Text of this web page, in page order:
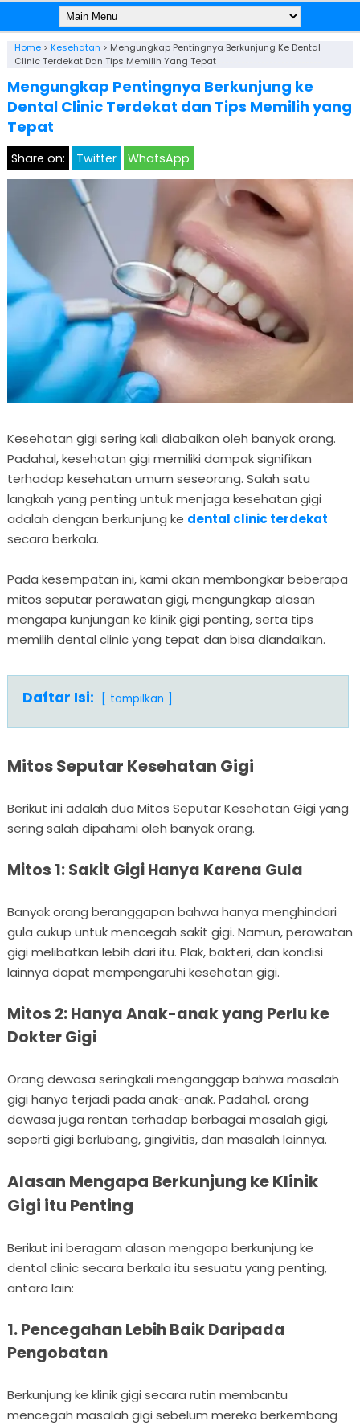
Home> Kesehatan > Mengungkap Pentingnya Berkunjung Ke Dental
Clinic Terdekat Dan Tips Memilih Yang Tepat
Mengungkap Pentingnya Berkunjung ke
Dental Clinic Terdekat dan Tips Memilih yang
Tepat
Share on: Twitter WhatsApp
Kesehatan gigi sering kali diabaikan oleh banyak orang.
Padahal, kesehatan gigi memiliki dampak signifikan
terhadap kesehatan umum seseorang. Salah satu
langkah yang penting untuk menjaga kesehatan gigi
adalah dengan berkunjung ke dental clinic terdekat
secara berkala.
Pada kesempatan ini, kami akan membongkar beberapa
mitos seputar perawatan gigi, mengungkap alasan
mengapa kunjungan ke klinik gigi penting, serta tips
memilih dental clinic yang tepat dan bisa diandalkan.
Daftar Isi: tampilkan
Mitos Seputar Kesehatan Gigi
Berikut ini adalah dua Mitos Seputar Kesehatan Gigi yang
sering salah dipahami oleh banyak orang.
Mitos 1: Sakit Gigi Hanya Karena Gula
Banyak orang beranggapan bahwa hanya menghindari
gula cukup untuk mencegah sakit gigi. Namun, perawatan
gigi melibatkan lebih dari itu. Plak, bakteri, dan kondisi
lainnya dapat mempengaruhi kesehatan gigi.
Mitos 2: Hanya Anak-anak yang Perlu ke
Dokter Gigi
Orang dewasa seringkali menganggap bahwa masalah
gigi hanya terjadi pada anak-anak. Padahal, orang
dewasa juga rentan terhadap berbagai masalah gigi,
seperti gigi berlubang, gingivitis, dan masalah lainnya.
Alasan Mengapa Berkunjung ke Klinik
Gigi itu Penting
Berikut ini beragam alasan mengapa berkunjung ke
dental clinic secara berkala itu sesuatu yang penting,
antara lain:
1. Pencegahan Lebih Baik Daripada
Pengobatan
Berkunjung ke klinik gigi secara rutin membantu
mencegah masalah gigi sebelum mereka berkembang